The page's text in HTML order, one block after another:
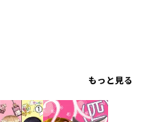
もっと見る